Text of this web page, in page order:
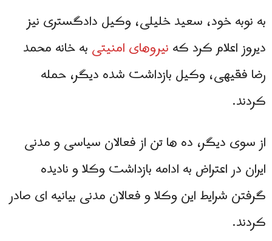
به نوبه خود، سعید خلیلی، وکیل دادگستری نیز
دیروز اعلام کرد کهنیروهای امنیتیبه خانه محمد
رضا فقیهی، وکیل بازداشت شده دیگر، حمله
کردند.
از سوی دیگر، ده ها تن از فعالان سیاسی و مدنی
ایران در اعتراض به ادامه بازداشت وکلا و نادیده
گرفتن شرایط این وکلا و فعالان مدنی بیانیه ای صادر
کردند.